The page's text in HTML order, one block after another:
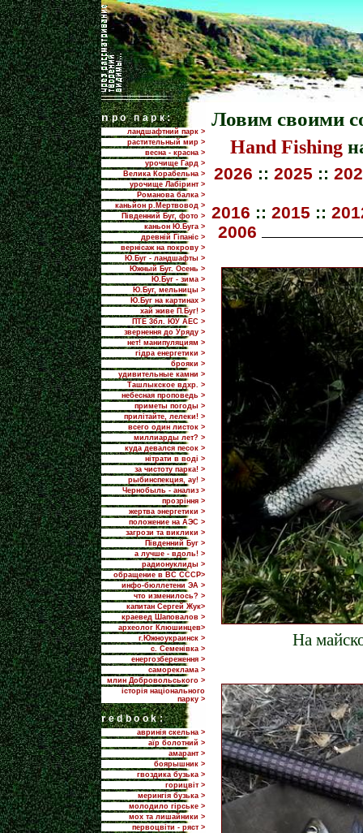
nро парк:
ландшафтний парк >
растительный мир >
весна - красна >
урочище Гард >
Велика Корабельна >
урочище Лабіринт >
Романова балка >
каньйон р.Мертвовод >
Південний Буг, фото >
каньон Ю.Буга >
древній Гіпаніс >
вернісаж на покрову >
Ю.Буг - ландшафты >
Южный Буг. Осень >
Ю.Буг - зима >
Ю.Буг, мельницы >
Ю.Буг на картинах >
хай живе П.Буг! >
ПТЕ 3бл. ЮУ АЕС >
звернення до Уряду >
нет! манипуляциям >
гідра енергетики >
брояки >
удивительные камни >
Ташлыкское вдхр. >
небесная проповедь >
приметы погоды >
прилiтайте, лелеки! >
всего один листок >
миллиарды лет? >
куда девался песок >
нітрати в воді >
за чистоту парка! >
рыбинспекция, ау! >
Чернобыль - анализ >
прозріння >
жертва энергетики >
положение на АЭС >
загрози та виклики >
Пiвденний Буг >
а лучше - вдоль! >
радионуклиды >
обращение в ВС СССР>
инфо-бюллетени ЭА >
что изменилось? >
капитан Сергей Жук>
краевед Шаповалов >
археолог Клюшинцев>
г.Южноукраинск >
с. Семенівка >
енергозбереження >
самореклама >
млин Добровольського >
історія національного
парку >
redbook:
авринія скельна >
аїр болотний >
амарант >
боярышник >
гвоздика бузька >
горицвіт >
мерингія бузька >
молодило гірське >
мох та лишайники >
первоцвіти - ряст >
Ловим своими
Hand Fishing
2026 :: 2025 ::
2016 :: 2015 ::
2006
На